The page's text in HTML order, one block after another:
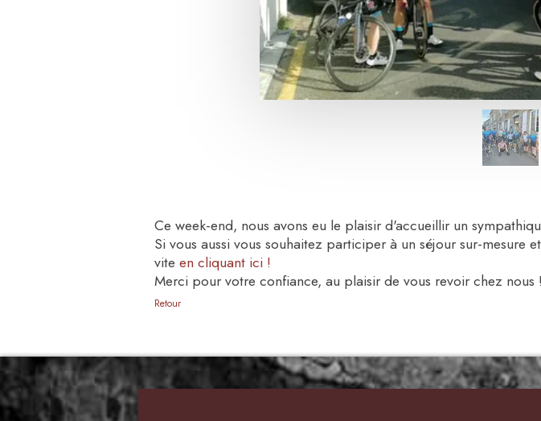
Ce week-end, nous avons eu le plaisir d'accueillir un
Si vous aussi vous souhaitez participer à un séjour sur-mesure
vite en cliquant ici !
Merci pour votre confiance, au plaisir de vous revoir chez nous !
Retour